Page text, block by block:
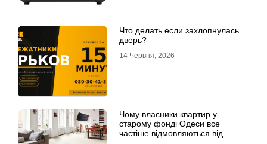
Что делать если захлопнулась
дверь?
14 Червня, 2026
Чому власники квартир у
старому фонді Одеси все
частіше відмовляються від